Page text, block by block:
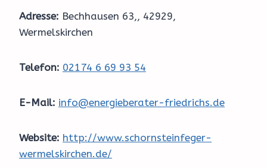
Adresse: Bechhausen 63,, 42929,
Wermelskirchen
Telefon: 02174 6 69 93 54
E-Mail: info@energieberater-friedrichs.de
Website: http://www.schornsteinfeger-
wermelskirchen.de/